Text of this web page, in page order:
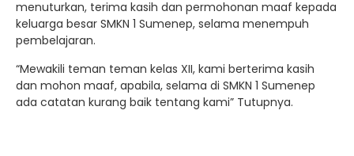
menuturkan, terima kasih dan permohonan maaf kepada
keluarga besar SMKN 1 Sumenep, selama menempuh
pembelajaran.
“Mewakili teman teman kelas XII, kami berterima kasih
dan mohon maaf, apabila, selama di SMKN 1 Sumenep
ada catatan kurang baik tentang kami” Tutupnya.